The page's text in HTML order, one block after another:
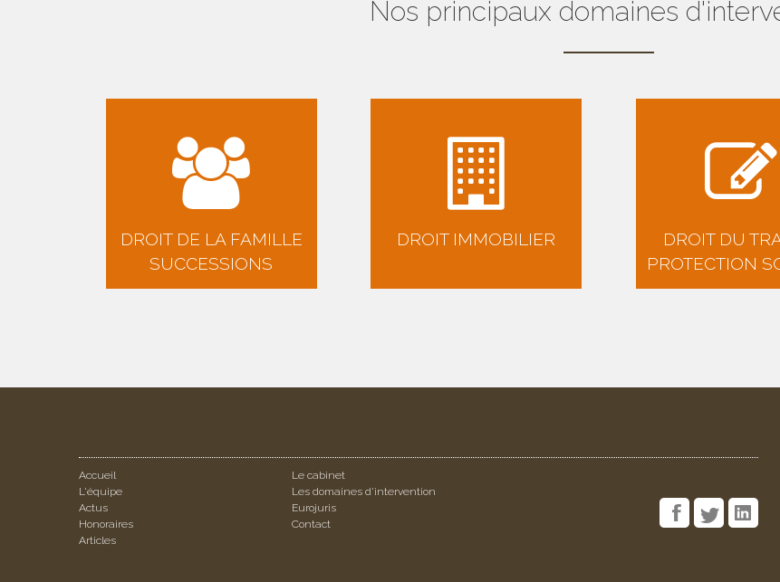
Nos principaux domaines
DROIT DE LA FAMILLE
SUCCESSIONS
DROIT IMMOBILIER
DROIT DU
PROTECTION
Accueil
Le cabinet
L'équipe
Les domaines d'intervention
Actus
Eurojuris
Honoraires
Contact
Articles